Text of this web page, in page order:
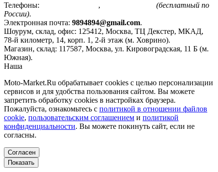
Телефоны: ,
(бесплатный по
России).
Электронная почта: 9894894@gmail.com.
Шоурум, склад, офис: 125412, Москва, ТЦ Декстер, МКАД,
78-й километр, 14, корп. 1, 2-й этаж (м. Ховрино).
Магазин, склад: 117587, Москва, ул. Кировоградская, 11 Б (м.
Южная).
Наша
Moto-Market.Ru обрабатывает сookies с целью персонализации
сервисов и для удобства пользования сайтом. Вы можете
запретить обработку сookies в настройках браузера.
Пожалуйста, ознакомьтесь с политикой в отношении файлов
cookie, пользовательским соглашением и политикой
конфиденциальности. Вы можете покинуть сайт, если не
согласны.
Согласен
Показать